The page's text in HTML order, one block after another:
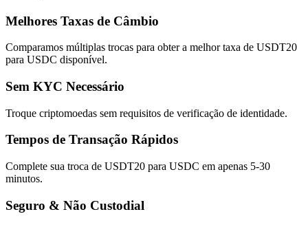
Melhores Taxas de Câmbio
Comparamos múltiplas trocas para obter a melhor taxa de USDT20
para USDC disponível.
Sem KYC Necessário
Troque criptomoedas sem requisitos de verificação de identidade.
Tempos de Transação Rápidos
Complete sua troca de USDT20 para USDC em apenas 5-30
minutos.
Seguro & Não Custodial